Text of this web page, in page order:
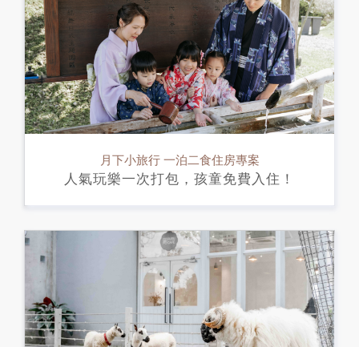
月下小旅行 一泊二食住房專案
人氣玩樂一次打包，孩童免費入住！